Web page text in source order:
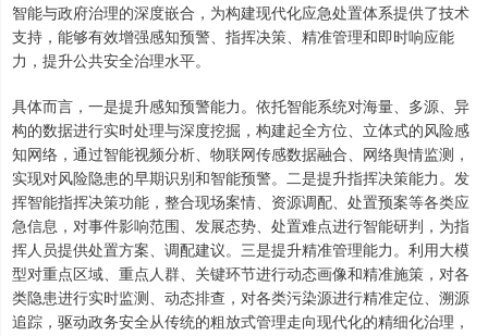
智能与政府治理的深度嵌合，为构建现代化应急处置体系提供了技术
支持，能够有效增强感知预警、指挥决策、精准管理和即时响应能
力，提升公共安全治理水平。
具体而言，一是提升感知预警能力。依托智能系统对海量、多源、异
构的数据进行实时处理与深度挖掘，构建起全方位、立体式的风险感
知网络，通过智能视频分析、物联网传感数据融合、网络舆情监测，
实现对风险隐患的早期识别和智能预警。二是提升指挥决策能力。发
挥智能指挥决策功能，整合现场案情、资源调配、处置预案等各类应
急信息，对事件影响范围、发展态势、处置难点进行智能研判，为指
挥人员提供处置方案、调配建议。三是提升精准管理能力。利用大模
型对重点区域、重点人群、关键环节进行动态画像和精准施策，对各
类隐患进行实时监测、动态排查，对各类污染源进行精准定位、溯源
追踪，驱动政务安全从传统的粗放式管理走向现代化的精细化治理，